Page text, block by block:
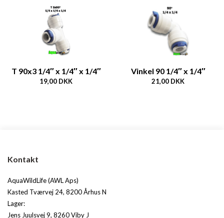
T 90x3 1/4″ x 1/4″ x 1/4″
19,00 DKK
Vinkel 90 1/4″ x 1/4″
21,00 DKK
Kontakt
AquaWildLife (AWL Aps)
Kasted Tværvej 24, 8200 Århus N
Lager:
Jens Juulsvej 9, 8260 Viby J